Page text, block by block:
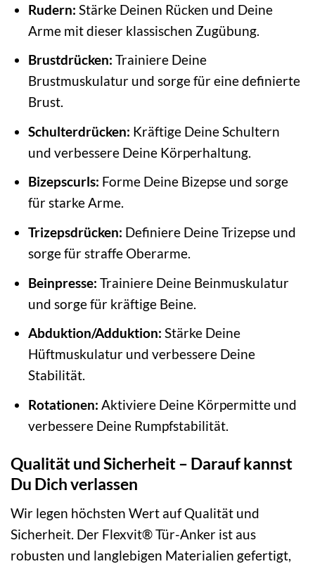
Rudern: Stärke Deinen Rücken und Deine
Arme mit dieser klassischen Zugübung.
Brustdrücken: Trainiere Deine
Brustmuskulatur und sorge für eine definierte
Brust.
Schulterdrücken: Kräftige Deine Schultern
und verbessere Deine Körperhaltung.
Bizepscurls: Forme Deine Bizepse und sorge
für starke Arme.
Trizepsdrücken: Definiere Deine Trizepse und
sorge für straffe Oberarme.
Beinpresse: Trainiere Deine Beinmuskulatur
und sorge für kräftige Beine.
Abduktion/Adduktion: Stärke Deine
Hüftmuskulatur und verbessere Deine
Stabilität.
Rotationen: Aktiviere Deine Körpermitte und
verbessere Deine Rumpfstabilität.
Qualität und Sicherheit – Darauf kannst
Du Dich verlassen
Wir legen höchsten Wert auf Qualität und
Sicherheit. Der Flexvit® Tür-Anker ist aus
robusten und langlebigen Materialien gefertigt,